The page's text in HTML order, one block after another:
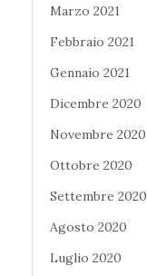
Marzo 2021
Febbraio 2021
Gennaio 2021
Dicembre 2020
Novembre 2020
Ottobre 2020
Settembre 2020
Agosto 2020
Luglio 2020